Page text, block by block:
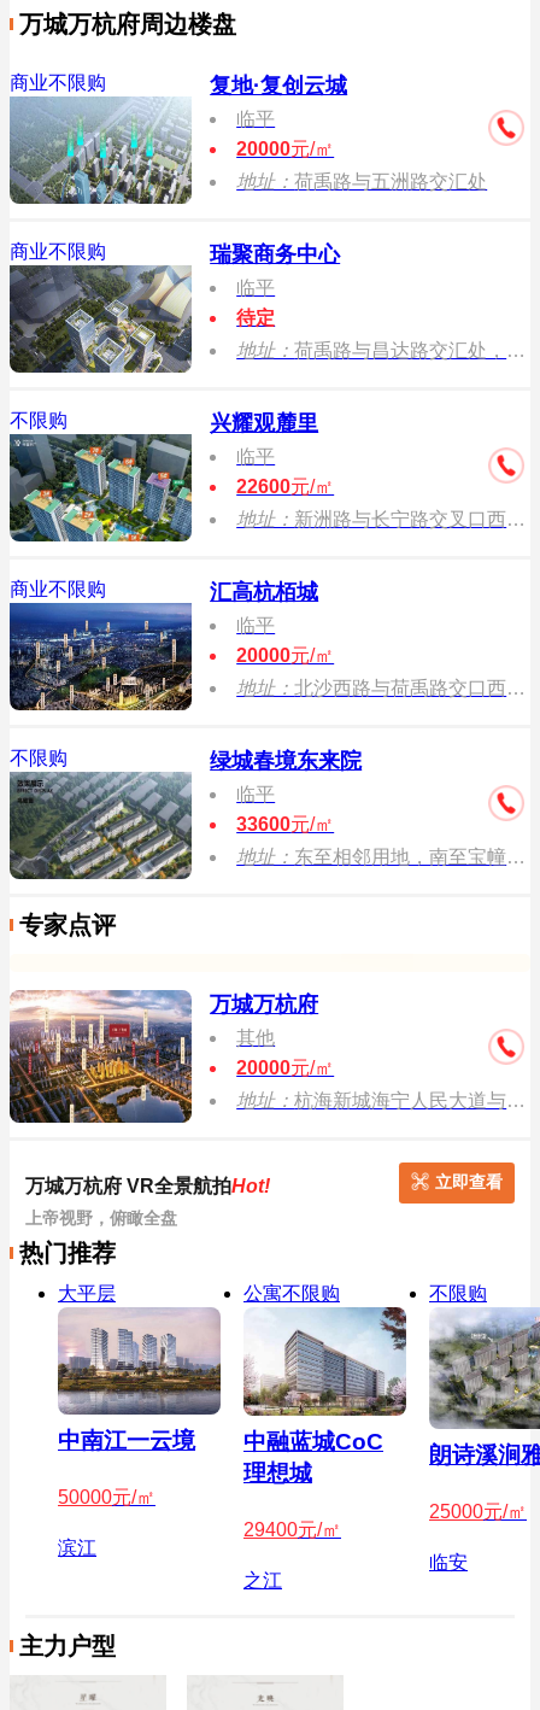
万城万杭府周边楼盘
商业不限购 复地·复创云城
临平
20000元/㎡
地址：荷禹路与五洲路交汇处
商业不限购 瑞聚商务中心
临平
待定
地址：荷禹路与昌达路交汇处，地铁9号线龙安站
不限购 兴耀观麓里
临平
22600元/㎡
地址： 新洲路与长宁路交叉口西南角
商业不限购 汇高杭栢城
临平
20000元/㎡
地址：北沙西路与荷禹路交口西北处
不限购 绿城春境东来院
临平
33600元/㎡
地址： 东至相邻用地，南至宝幢路绿化带，西至规划道路绿化带，北至安平路
专家点评
万城万杭府
其他
20000元/㎡
地址：杭海新城海宁人民大道与新城大道交叉口
万城万杭府 VR全景航拍Hot!
上帝视野，俯瞰全盘
立即查看
热门推荐
大平层
中南江一云境
50000元/㎡
滨江
公寓不限购
中融蓝城CoC
理想城
29400元/㎡
之江
不限购
朗诗溪涧
25000元/㎡
临安
主力户型